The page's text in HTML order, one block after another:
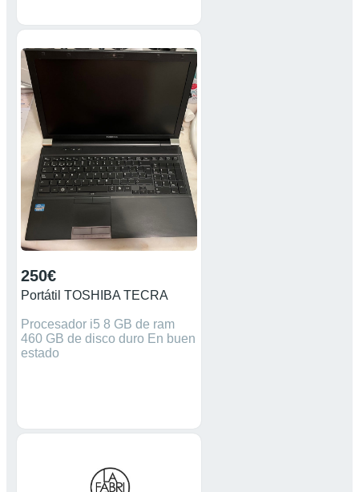
250€
Portátil TOSHIBA TECRA
Procesador i5 8 GB de ram
460 GB de disco duro En buen
estado